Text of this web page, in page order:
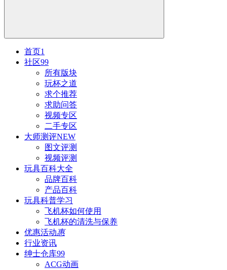
首页1
社区99
所有版块
玩杯之道
求个推荐
求助问答
视频专区
二手专区
大师测评NEW
图文评测
视频评测
玩具百科大全
品牌百科
产品百科
玩具科普学习
飞机杯如何使用
飞机杯的清洗与保养
优惠活动惠
行业资讯
绅士仓库99
ACG动画